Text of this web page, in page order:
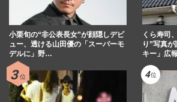
小栗旬の“非公表長女”が顔隠しデビ
ュー、透ける山田優の「スーパーモ
デルに」野…
くら寿司
り”写真
キー」広